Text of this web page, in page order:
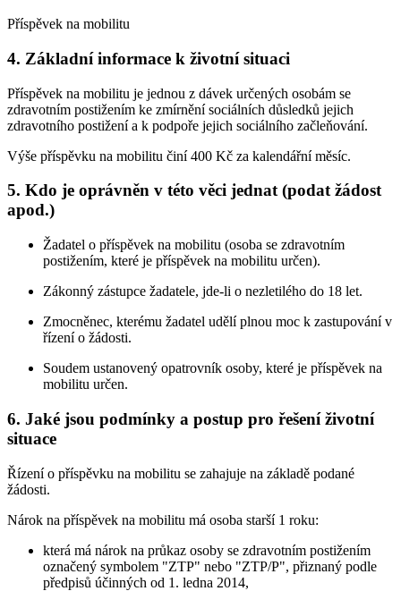
Příspěvek na mobilitu
4. Základní informace k životní situaci
Příspěvek na mobilitu je jednou z dávek určených osobám se
zdravotním postižením ke zmírnění sociálních důsledků jejich
zdravotního postižení a k podpoře jejich sociálního začleňování.
Výše příspěvku na mobilitu činí 400 Kč za kalendářní měsíc.
5. Kdo je oprávněn v této věci jednat (podat žádost
apod.)
Žadatel o příspěvek na mobilitu (osoba se zdravotním
postižením, které je příspěvek na mobilitu určen).
Zákonný zástupce žadatele, jde-li o nezletilého do 18 let.
Zmocněnec, kterému žadatel udělí plnou moc k zastupování v
řízení o žádosti.
Soudem ustanovený opatrovník osoby, které je příspěvek na
mobilitu určen.
6. Jaké jsou podmínky a postup pro řešení životní
situace
Řízení o příspěvku na mobilitu se zahajuje na základě podané
žádosti.
Nárok na příspěvek na mobilitu má osoba starší 1 roku:
která má nárok na průkaz osoby se zdravotním postižením
označený symbolem "ZTP" nebo "ZTP/P", přiznaný podle
předpisů účinných od 1. ledna 2014,